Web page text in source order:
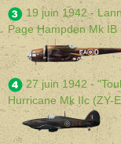
19 juin 1942 -
Page Hampden Mk IB
27 juin 1942 -
Hurricane Mk IIc (ZY-